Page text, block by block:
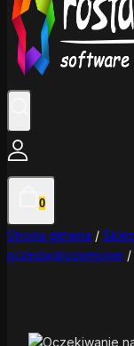
0
Strona główna /
przedwdrożeniowe /